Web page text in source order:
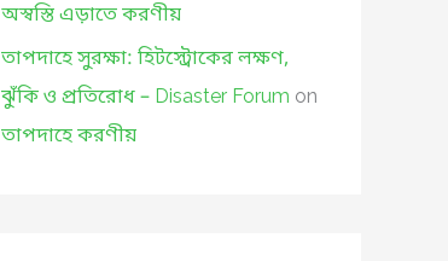
অস্বস্তি এড়াতে করণীয়
তাপদাহে সুরক্ষা: হিটস্ট্রোকের লক্ষণ,
ঝুঁকি ও প্রতিরোধ – Disaster Forum on
তাপদাহে করণীয়